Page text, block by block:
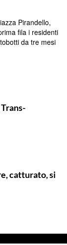
Pirandello,
fila i residenti
da tre mesi
catturato, si